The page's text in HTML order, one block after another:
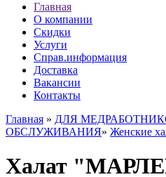
Главная
О компании
Скидки
Услуги
Справ.информация
Доставка
Вакансии
Контакты
Главная » ДЛЯ
ОБСЛУЖИВАНИЯ» Женские
Халат